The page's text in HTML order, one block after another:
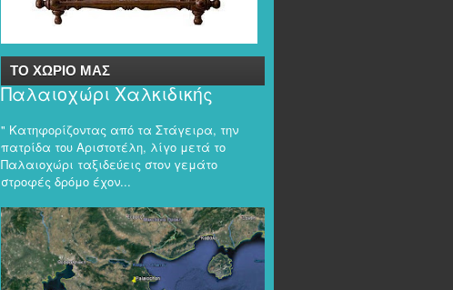
ΤΟ ΧΩΡΙΟ ΜΑΣ
Παλαιοχώρι Χαλκιδικής
" Κατηφορίζοντας από τα Στάγειρα, την
πατρίδα του Αριστοτέλη, λίγο μετά το
Παλαιοχώρι ταξιδεύεις στον γεμάτο
στροφές δρόμο έχον...